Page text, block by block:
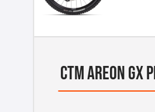
CTM AREON GX